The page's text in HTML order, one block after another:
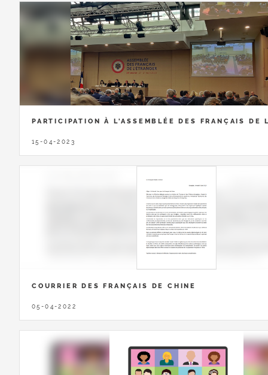
PARTICIPATION À L'ASSEMBLÉE DES FRANÇAIS DE
15-04-2023
COURRIER DES FRANÇAIS DE CHINE
05-04-2022